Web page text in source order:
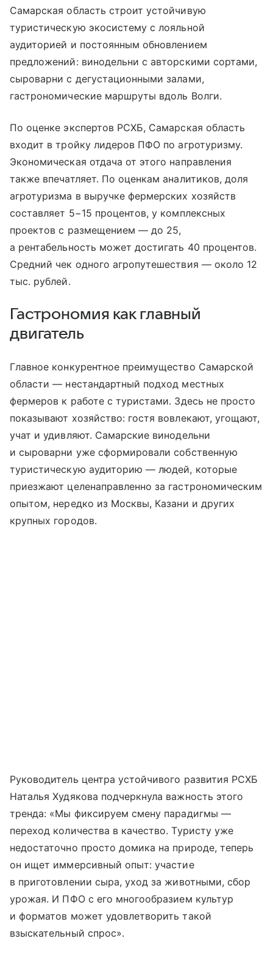
Самарская область строит устойчивую
туристическую экосистему с лояльной
аудиторией и постоянным обновлением
предложений: винодельни с авторскими сортами,
сыроварни с дегустационными залами,
гастрономические маршруты вдоль Волги.
По оценке экспертов РСХБ, Самарская область
входит в тройку лидеров ПФО по агротуризму.
Экономическая отдача от этого направления
также впечатляет. По оценкам аналитиков, доля
агротуризма в выручке фермерских хозяйств
составляет 5−15 процентов, у комплексных
проектов с размещением — до 25,
а рентабельность может достигать 40 процентов.
Средний чек одного агропутешествия — около 12
тыс. рублей.
Гастрономия как главный
двигатель
Главное конкурентное преимущество Самарской
области — нестандартный подход местных
фермеров к работе с туристами. Здесь не просто
показывают хозяйство: гостя вовлекают, угощают,
учат и удивляют. Самарские винодельни
и сыроварни уже сформировали собственную
туристическую аудиторию — людей, которые
приезжают целенаправленно за гастрономическим
опытом, нередко из Москвы, Казани и других
крупных городов.
Руководитель центра устойчивого развития РСХБ
Наталья Худякова подчеркнула важность этого
тренда: «Мы фиксируем смену парадигмы —
переход количества в качество. Туристу уже
недостаточно просто домика на природе, теперь
он ищет иммерсивный опыт: участие
в приготовлении сыра, уход за животными, сбор
урожая. И ПФО с его многообразием культур
и форматов может удовлетворить такой
взыскательный спрос».